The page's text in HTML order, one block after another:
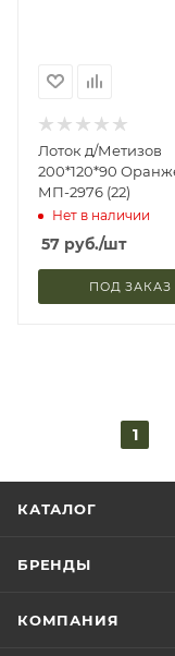
Лоток д/Метизов
200*120*90
МП-2976 (22)
Нет в наличии
57 руб./шт
ПОД ЗАКАЗ
1
КАТАЛОГ
БРЕНДЫ
КОМПАНИЯ